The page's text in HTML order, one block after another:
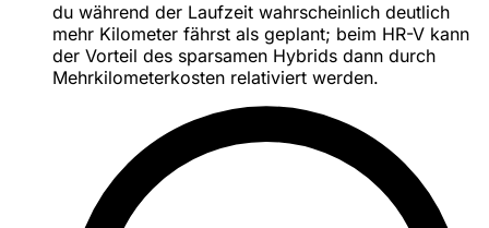
du während der Laufzeit wahrscheinlich deutlich
mehr Kilometer fährst als geplant; beim HR-V kann
der Vorteil des sparsamen Hybrids dann durch
Mehrkilometerkosten relativiert werden.